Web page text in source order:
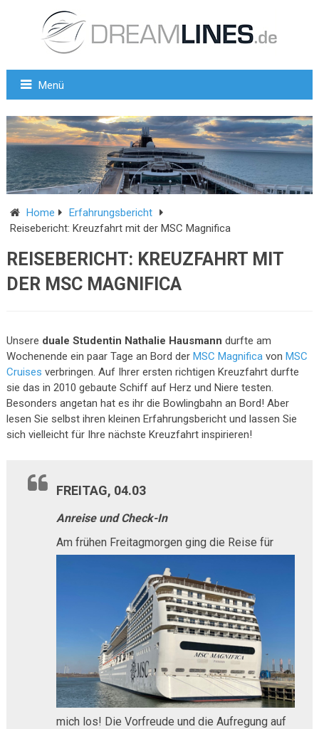
Menü
Home
Erfahrungsbericht
Reisebericht: Kreuzfahrt mit der MSC Magnifica
REISEBERICHT: KREUZFAHRT MIT
DER MSC MAGNIFICA
Unsere duale Studentin Nathalie Hausmann durfte am
Wochenende ein paar Tage an Bord der MSC Magnificavon MSC
Cruises verbringen. Auf Ihrer ersten richtigen Kreuzfahrt durfte
sie das in 2010 gebaute Schiff auf Herz und Niere testen.
Besonders angetan hat es ihr die Bowlingbahn an Bord! Aber
lesen Sie selbst ihren kleinen Erfahrungsbericht und lassen Sie
sich vielleicht für Ihre nächste Kreuzfahrt inspirieren!
FREITAG, 04.03
Anreise und Check-In
Am frühen Freitagmorgen ging die Reise für
mich los! Die Vorfreude und die Aufregung auf